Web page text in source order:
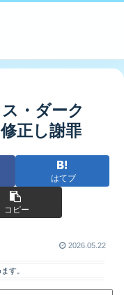
・ダーク
正し謝罪
はてブ
コピー
2026.05.22
す。